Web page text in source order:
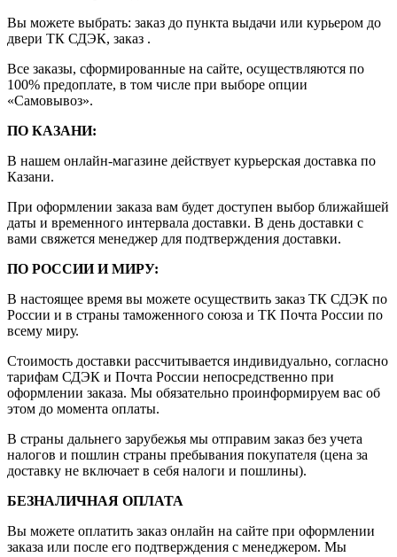
Вы можете выбрать: заказ до пункта выдачи или курьером до
двери ТК СДЭК, заказ .
Все заказы, сформированные на сайте, осуществляются по
100% предоплате, в том числе при выборе опции
«Самовывоз».
ПО КАЗАНИ:
В нашем онлайн-магазине действует курьерская доставка по
Казани.
При оформлении заказа вам будет доступен выбор ближайшей
даты и временного интервала доставки. В день доставки с
вами свяжется менеджер для подтверждения доставки.
ПО РОССИИ И МИРУ:
В настоящее время вы можете осуществить заказ ТК СДЭК по
России и в страны таможенного союза и ТК Почта России по
всему миру.
Стоимость доставки рассчитывается индивидуально, согласно
тарифам СДЭК и Почта России непосредственно при
оформлении заказа. Мы обязательно проинформируем вас об
этом до момента оплаты.
В страны дальнего зарубежья мы отправим заказ без учета
налогов и пошлин страны пребывания покупателя (цена за
доставку не включает в себя налоги и пошлины).
БЕЗНАЛИЧНАЯ ОПЛАТА
Вы можете оплатить заказ онлайн на сайте при оформлении
заказа или после его подтверждения с менеджером. Мы